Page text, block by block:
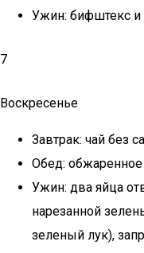
Ужин: бифштекс и
7
Воскресенье
Завтрак: чай без
Обед:
Ужин: два яйца
нарезанной
зеленый лук),